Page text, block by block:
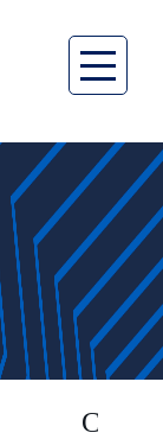
Сезон